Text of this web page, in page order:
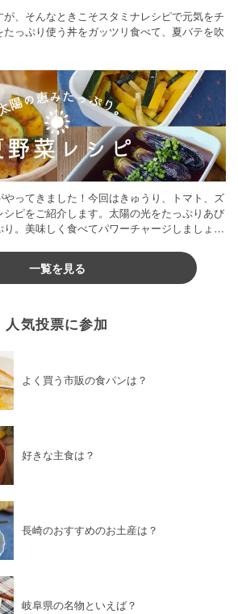
、そんなときこそスタミナレシピで元気をチ
っぷり使う丼をガッツリ食べて、夏バテを吹
ってきました！今回はきゅうり、トマト、ズ
ピをご紹介します。太陽の光をたっぷりあび
。美味しく食べてパワーチャージしましょう
一覧を見る
人気投票に参加
よく買う市販の食パンは？
好きな主食は？
長崎のおすすめのお土産は？
岐阜県の名物といえば？